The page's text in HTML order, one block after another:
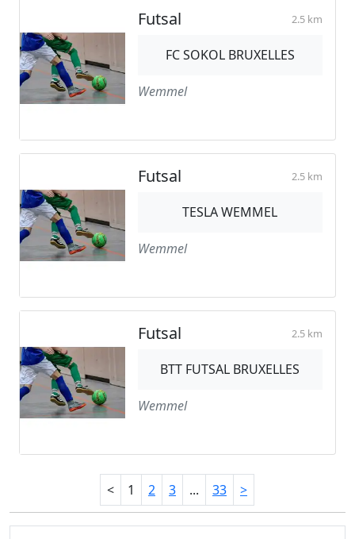
Futsal 2.5 km
FC SOKOL BRUXELLES
Wemmel
Futsal 2.5 km
TESLA WEMMEL
Wemmel
Futsal 2.5 km
BTT FUTSAL BRUXELLES
Wemmel
< 1 2 3 ... 33 >